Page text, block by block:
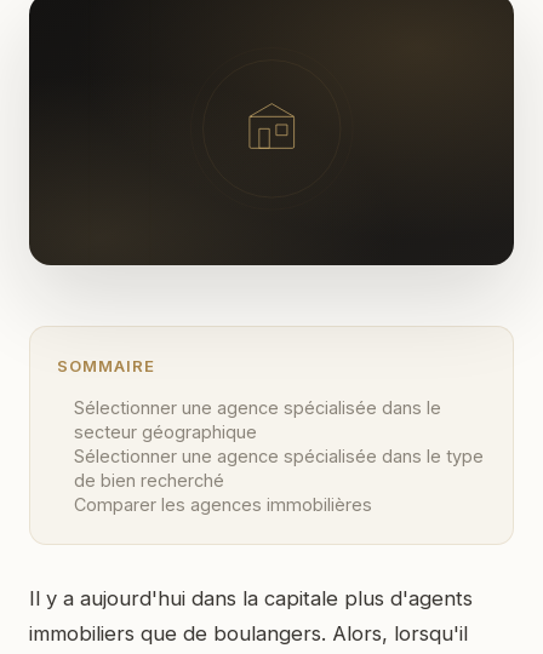
SOMMAIRE
Sélectionner une agence spécialisée dans le
secteur géographique
Sélectionner une agence spécialisée dans le type
de bien recherché
Comparer les agences immobilières
Il y a aujourd'hui dans la capitale plus d'agents
immobiliers que de boulangers. Alors, lorsqu'il